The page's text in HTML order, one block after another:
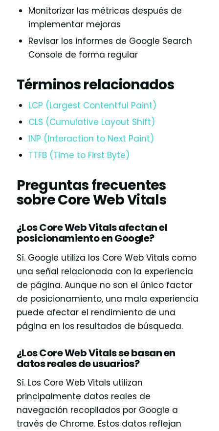
Monitorizar las métricas después de
implementar mejoras
Revisar los informes de Google Search
Console de forma regular
Términos relacionados
LCP (Largest Contentful Paint)
CLS (Cumulative Layout Shift)
INP (Interaction to Next Paint)
TTFB (Time to First Byte)
Preguntas frecuentes
sobre Core Web Vitals
¿Los Core Web Vitals afectan el
posicionamiento en Google?
Sí. Google utiliza los Core Web Vitals como
una señal relacionada con la experiencia
de página. Aunque no son el único factor
de posicionamiento, una mala experiencia
puede afectar el rendimiento de una
página en los resultados de búsqueda.
¿Los Core Web Vitals se basan en
datos reales de usuarios?
Sí. Los Core Web Vitals utilizan
principalmente datos reales de
navegación recopilados por Google a
través de Chrome. Estos datos reflejan